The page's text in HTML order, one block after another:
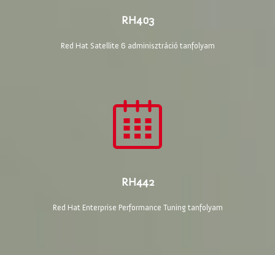
RH403
Red Hat Satellite 6 adminisztráció tanfolyam
RH442
Red Hat Enterprise Performance Tuning tanfolyam